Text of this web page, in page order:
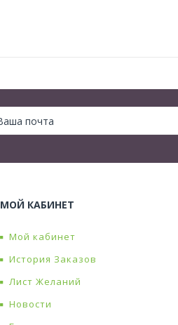
МОЙ КАБИНЕТ
Мой кабинет
История Заказов
Лист Желаний
Новости